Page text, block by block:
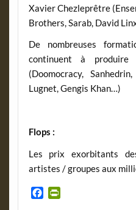
Xavier Chezleprêtre
Brothers, Sarab, David
De nombreuses
continuent à
(Doomocracy,
Lugnet, Gengis Khan…)
Flops :
Les prix exorbitants
artistes / groupes aux